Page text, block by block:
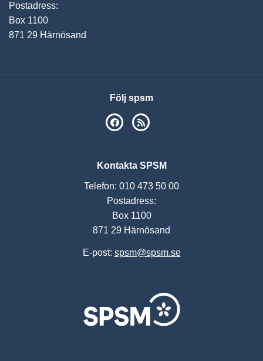
Postadress:
Box 1100
871 29 Härnösand
Följ spsm
SPSM på Facebook
Kontakta SPSM
Telefon: 010 473 50 00
Postadress:
Box 1100
871 29 Härnösand
E-post: spsm@spsm.se